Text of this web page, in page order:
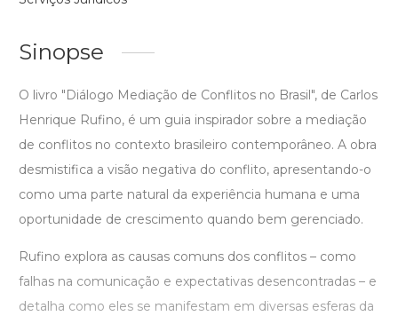
Sinopse
O livro "Diálogo Mediação de Conflitos no Brasil", de Carlos
Henrique Rufino, é um guia inspirador sobre a mediação
de conflitos no contexto brasileiro contemporâneo. A obra
desmistifica a visão negativa do conflito, apresentando-o
como uma parte natural da experiência humana e uma
oportunidade de crescimento quando bem gerenciado.
Rufino explora as causas comuns dos conflitos – como
falhas na comunicação e expectativas desencontradas – e
detalha como eles se manifestam em diversas esferas da